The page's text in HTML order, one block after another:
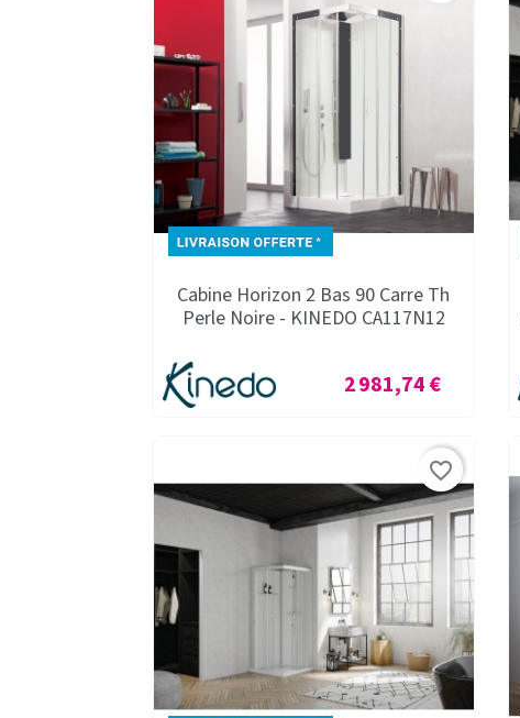
Cabine Horizon 2 Bas 90 Carre Th
Perle Noire - KINEDO CA117N12
Prix
2 981,74 €
favorite_border